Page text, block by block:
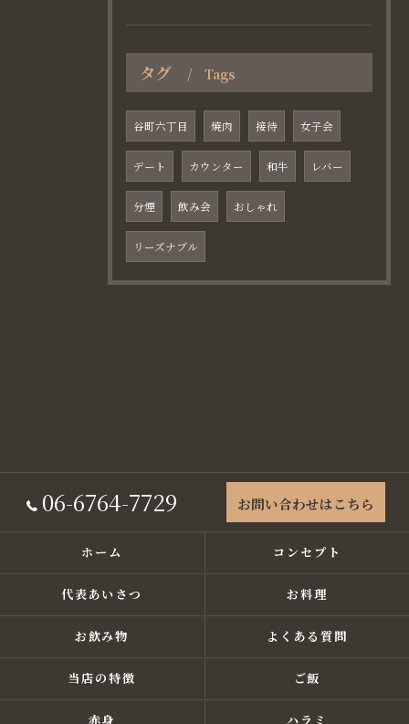
タグ Tags
谷町六丁目 焼肉 接待 女子会
デート カウンター 和牛 レバー
分煙 飲み会 おしゃれ
リーズナブル
06-6764-7729 お問い合わせはこちら
ホーム コンセプト
代表あいさつ お料理
お飲み物 よくある質問
当店の特徴 ご飯
赤身 ハラミ